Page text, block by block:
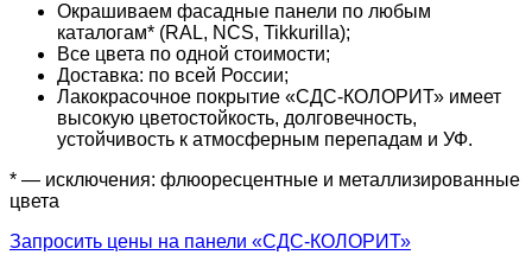
Окрашиваем фасадные панели по любым
каталогам* (RAL, NCS, Tikkurilla);
Все цвета по одной стоимости;
Доставка: по всей России;
Лакокрасочное покрытие «СДС-КОЛОРИТ» имеет
высокую цветостойкость, долговечность,
устойчивость к атмосферным перепадам и УФ.
* — исключения: флюоресцентные и металлизированные
цвета
Запросить цены на панели «СДС-КОЛОРИТ»